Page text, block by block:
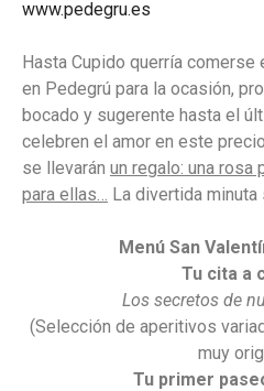
www.pedegru.es
Hasta Cupido querría comerse
en Pedegrú para la ocasión,
bocado y sugerente hasta el
celebren el amor en este
se llevarán un regalo: una rosa
para ellas… La divertida minuta
Menú San
Tu cita a
Los secretos de
(Selección de aperitivos
muy
Tu primer